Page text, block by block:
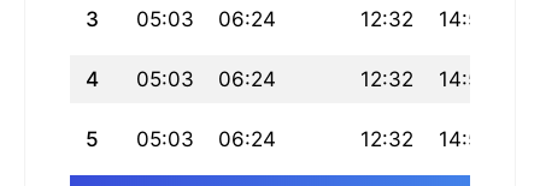
3 05:03 06:24 12:32 14:52
4 05:03 06:24 12:32 14:53
5 05:03 06:24 12:32 14:54